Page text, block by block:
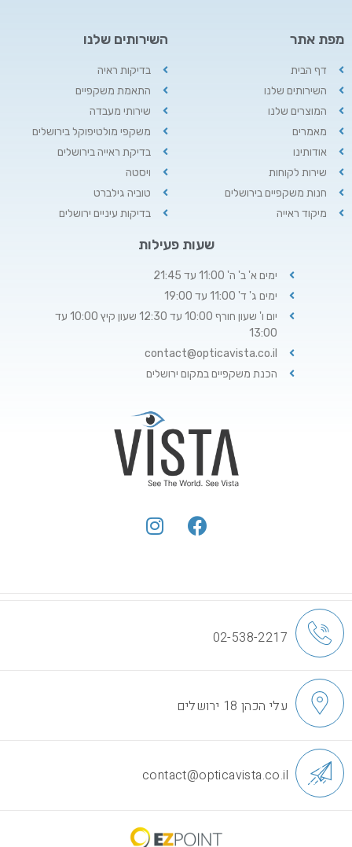
מפת אתר
דף הבית
השירותים שלנו
המוצרים שלנו
מאמרים
אודותינו
שירות לקוחות
חנות משקפיים בירושלים
מיקוד ראייה
השירותים שלנו
בדיקות ראיה
התאמת משקפיים
שירותי מעבדה
משקפי מולטיפוקל בירושלים
בדיקת ראייה בירושלים
ויסטה
טוביה גילברט
בדיקות עיניים ירושלים
שעות פעילות
ימים א' ב' ה' 11:00 עד 21:45
ימים ג' ד' 11:00 עד 19:00
יום ו' שעון חורף 10:00 עד 12:30 שעון קיץ 10:00 עד
13:00
contact@opticavista.co.il
הכנת משקפיים במקום ירושלים
02-538-2217
עלי הכהן 18 ירושלים
contact@opticavista.co.il